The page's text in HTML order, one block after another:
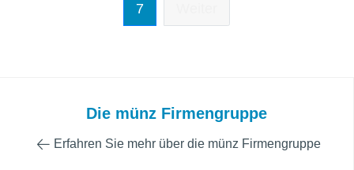
7
Die münz Firmengruppe
Erfahren Sie mehr über die münz Firmengruppe